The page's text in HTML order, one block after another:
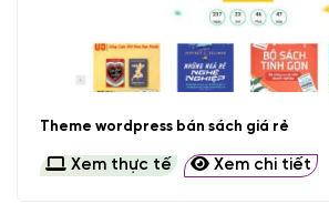
Theme wordpress bán sách giá rẻ
Xem thực tế Xem chi tiết